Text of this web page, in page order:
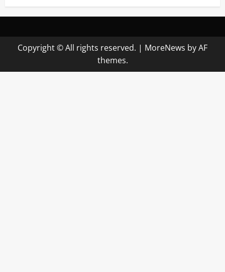
Copyright © All rights reserved. | MoreNews by AF
themes.